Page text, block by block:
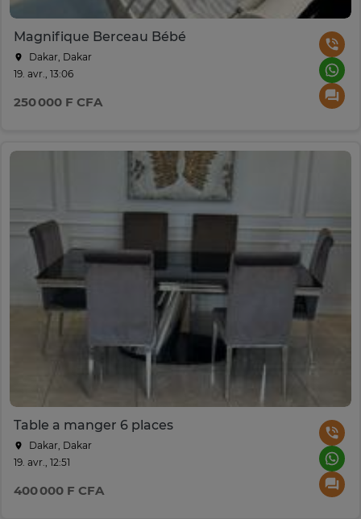
Magnifique Berceau Bébé
Dakar, Dakar
19. avr., 13:06
250 000 F CFA
Table a manger 6 places
Dakar, Dakar
19. avr., 12:51
400 000 F CFA